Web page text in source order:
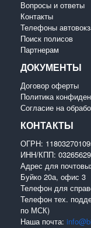
Вопросы и ответы
Контакты
Телефоны
Поиск полисов
Партнерам
ДОКУМЕНТЫ
Договор оферты
Политика
Согласие на
КОНТАКТЫ
ОГРН:
ИНН/КПП:
Адрес для
Буйко 20а, офис 3
Телефон для
Телефон тех.
по МСК)
Наша почта: